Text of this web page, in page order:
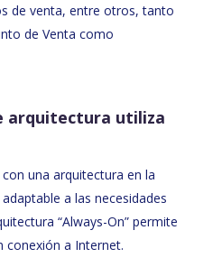
de venta, entre otros, tanto
de Venta como
arquitectura utiliza
con una arquitectura en la
a las necesidades
“Always-On” permite
conexión a Internet.